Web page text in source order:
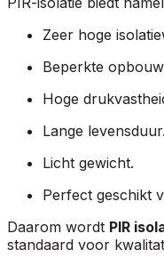
Zeer hoge
Beperkte
Hoge
Lange levensduur.
Licht gewicht.
Perfect geschikt
Daarom wordt PIR
standaard voor